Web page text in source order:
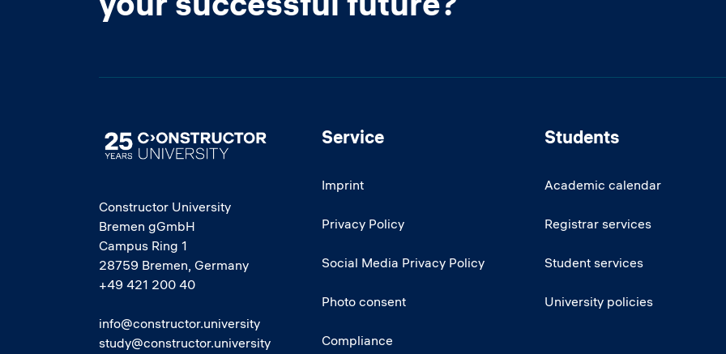
Image
Constructor University
Bremen gGmbH
Campus Ring 1
28759 Bremen, Germany
+49 421 200 40
info@constructor.university
study@constructor.university
Service
Imprint
Privacy Policy
Social Media Privacy Policy
Photo consent
Compliance
Students
Academic calendar
Registrar services
Student services
University policies